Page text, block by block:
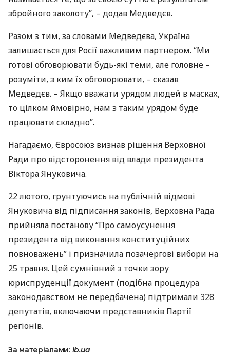
збройного заколоту”, – додав Медведєв.
Разом з тим, за словами Медведєва, Україна
залишається для Росії важливим партнером. “Ми
готові обговорювати будь-які теми, але головне –
розуміти, з ким їх обговорювати, – сказав
Медведєв. – Якщо вважати урядом людей в масках,
то цілком ймовірно, нам з таким урядом буде
працювати складно”.
Нагадаємо, Євросоюз визнав рішення Верховної
Ради про відсторонення від влади президента
Віктора Януковича.
22 лютого, грунтуючись на публічній відмові
Януковича від підписання законів, Верховна Рада
прийняла постанову “Про самоусунення
президента від виконання конституційних
повноважень” і призначила позачергові вибори на
25 травня. Цей сумнівний з точки зору
юриспруденції документ (подібна процедура
законодавством не передбачена) підтримали 328
депутатів, включаючи представників Партії
регіонів.
За матеріалами: lb.ua